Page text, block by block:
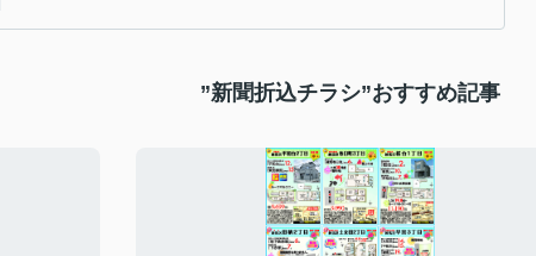
”新聞折込チラシ”おすすめ記事